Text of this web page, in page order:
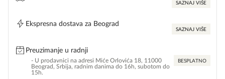
SAZNAJ VIŠE
Ekspresna dostava za Beograd
SAZNAJ VIŠE
Preuzimanje u radnji
- U prodavnici na adresi Miće Orlovića 18, 11000
Beograd, Srbija, radnim danima do 16h, subotom do
15h.
BESPLATNO